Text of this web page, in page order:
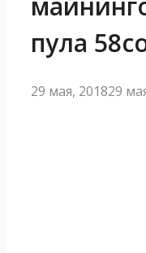
пула
29 мая, 201829